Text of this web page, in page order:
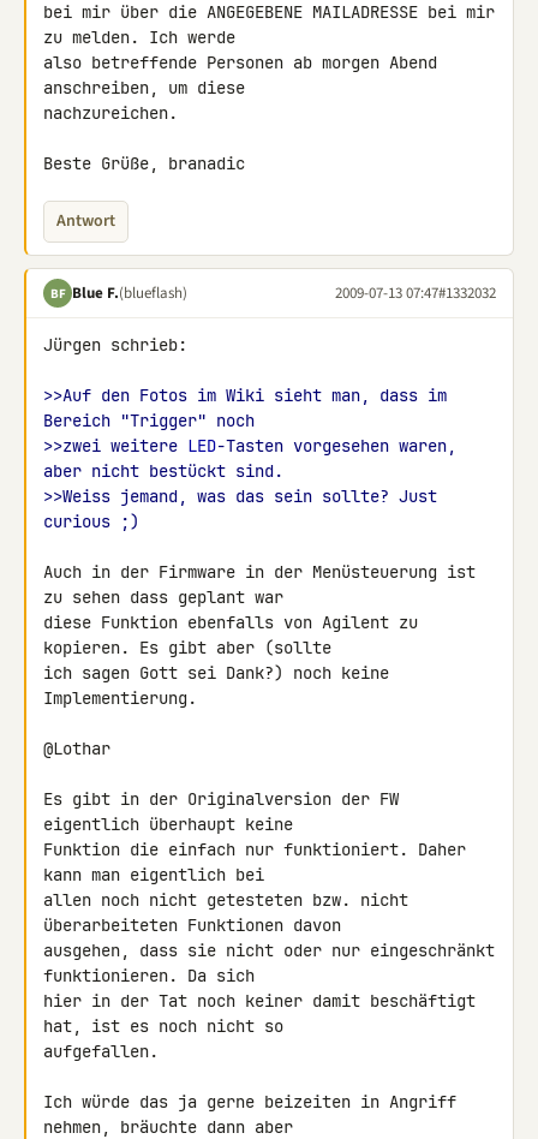
bei mir über die ANGEGEBENE MAILADRESSE bei mir
zu melden. Ich werde
also betreffende Personen ab morgen Abend
anschreiben, um diese
nachzureichen.
Beste Grüße, branadic
Antwort
BF Blue F.(blueflash) 2009-07-13 07:47#1332032
Jürgen schrieb:
>>Auf den Fotos im Wiki sieht man, dass im
Bereich "Trigger" noch
>>zwei weitere LED-Tasten vorgesehen waren,
aber nicht bestückt sind.
>>Weiss jemand, was das sein sollte? Just
curious ;)
Auch in der Firmware in der Menüsteuerung ist
zu sehen dass geplant war
diese Funktion ebenfalls von Agilent zu
kopieren. Es gibt aber (sollte
ich sagen Gott sei Dank?) noch keine
Implementierung.
@Lothar
Es gibt in der Originalversion der FW
eigentlich überhaupt keine
Funktion die einfach nur funktioniert. Daher
kann man eigentlich bei
allen noch nicht getesteten bzw. nicht
überarbeiteten Funktionen davon
ausgehen, dass sie nicht oder nur eingeschränkt
funktionieren. Da sich
hier in der Tat noch keiner damit beschäftigt
hat, ist es noch nicht so
aufgefallen.
Ich würde das ja gerne beizeiten in Angriff
nehmen, bräuchte dann aber